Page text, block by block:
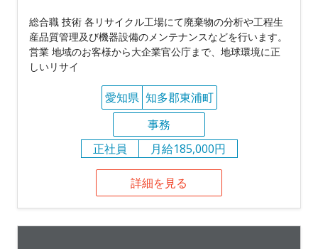
総合職 技術 各リサイクル工場にて廃棄物の分析や工程生
産品質管理及び機器設備のメンテナンスなどを行います。
営業 地域のお客様から大企業官公庁まで、地球環境に正
しいリサイ
愛知県 知多郡東浦町
事務
正社員
月給185,000円
詳細を見る